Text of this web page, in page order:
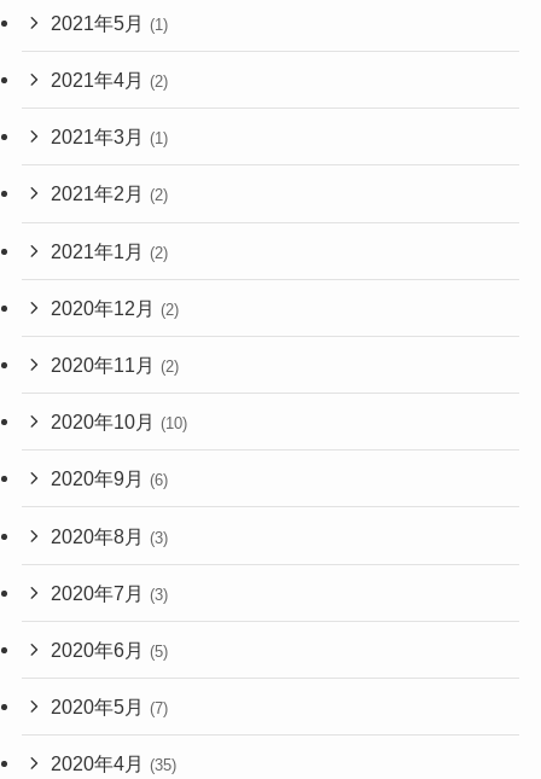
2021年5月 (1)
2021年4月 (2)
2021年3月 (1)
2021年2月 (2)
2021年1月 (2)
2020年12月 (2)
2020年11月 (2)
2020年10月 (10)
2020年9月 (6)
2020年8月 (3)
2020年7月 (3)
2020年6月 (5)
2020年5月 (7)
2020年4月 (35)